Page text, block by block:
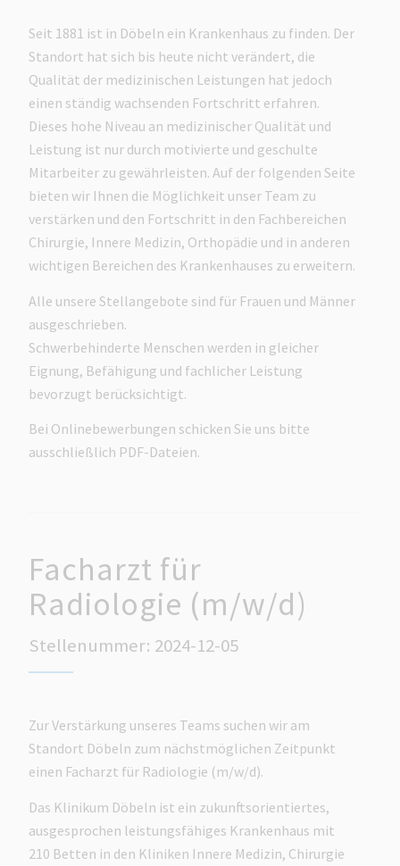
Seit 1881 ist in Döbeln ein Krankenhaus zu finden. Der
Standort hat sich bis heute nicht verändert, die
Qualität der medizinischen Leistungen hat jedoch
einen ständig wachsenden Fortschritt erfahren.
Dieses hohe Niveau an medizinischer Qualität und
Leistung ist nur durch motivierte und geschulte
Mitarbeiter zu gewährleisten. Auf der folgenden Seite
bieten wir Ihnen die Möglichkeit unser Team zu
verstärken und den Fortschritt in den Fachbereichen
Chirurgie, Innere Medizin, Orthopädie und in anderen
wichtigen Bereichen des Krankenhauses zu erweitern.
Alle unsere Stellangebote sind für Frauen und Männer
ausgeschrieben.
Schwerbehinderte Menschen werden in gleicher
Eignung, Befähigung und fachlicher Leistung
bevorzugt berücksichtigt.
Bei Onlinebewerbungen schicken Sie uns bitte
ausschließlich PDF-Dateien.
Facharzt für
Radiologie (m/w/d)
Stellenummer: 2024-12-05
Zur Verstärkung unseres Teams suchen wir am
Standort Döbeln zum nächstmöglichen Zeitpunkt
einen Facharzt für Radiologie (m/w/d).
Das Klinikum Döbeln ist ein zukunftsorientiertes,
ausgesprochen leistungsfähiges Krankenhaus mit
210 Betten in den Kliniken Innere Medizin, Chirurgie